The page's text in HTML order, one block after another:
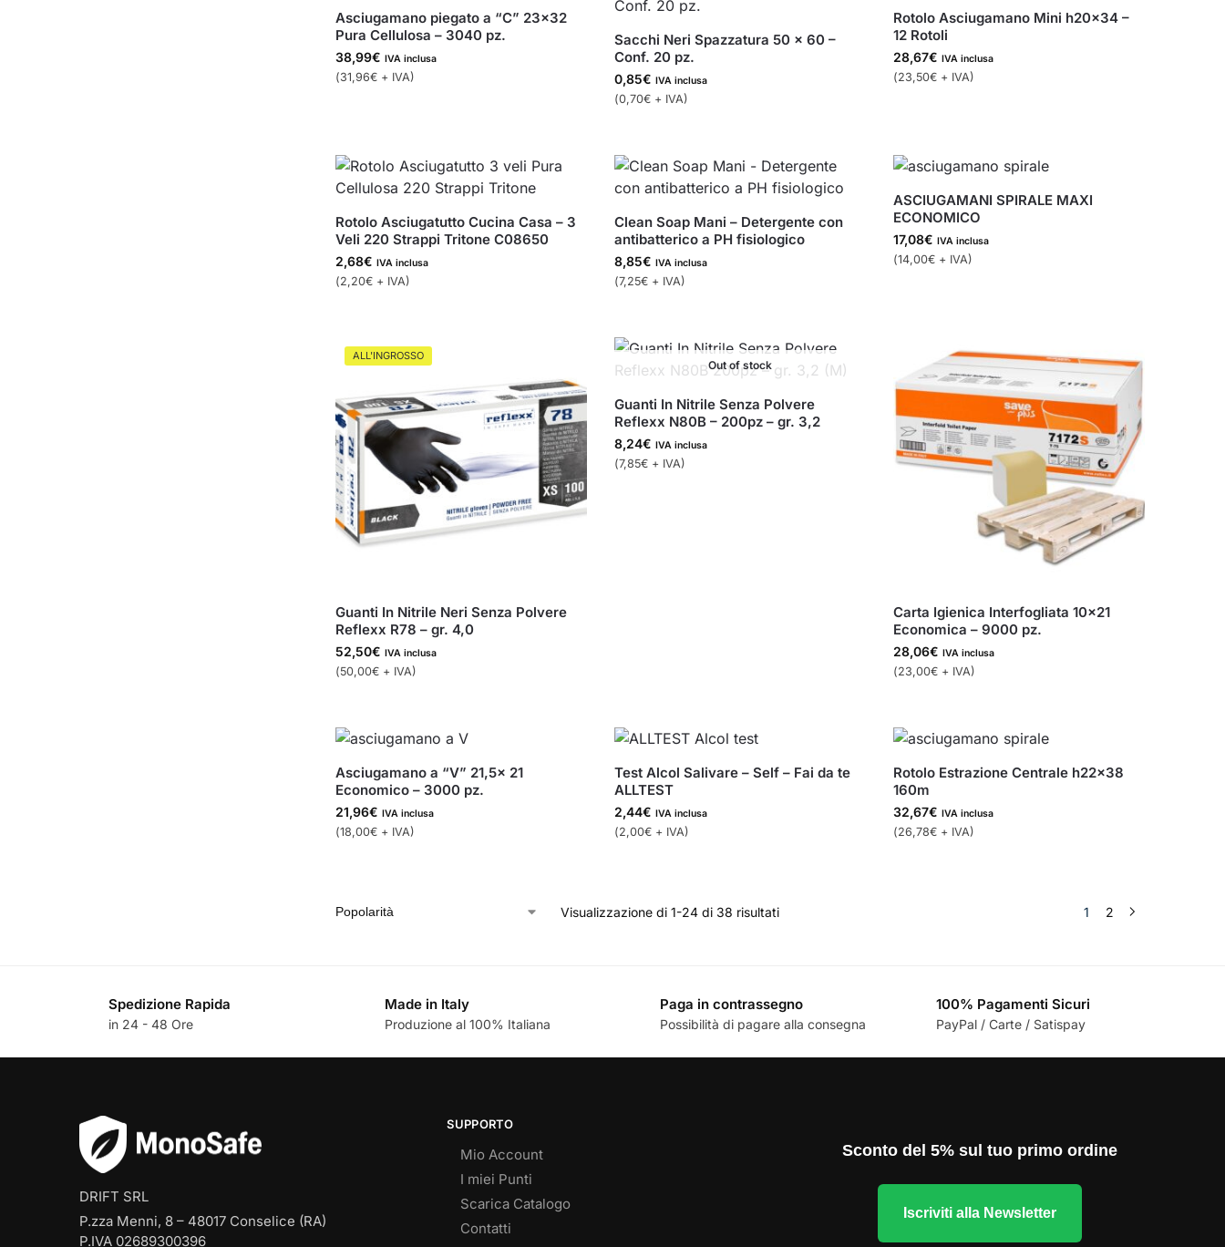
Asciugamano piegato a “C” 23×32
Pura Cellulosa – 3040 pz.
38,99€ IVA inclusa
(31,96€+ IVA)
Sacchi Neri Spazzatura 50 x 60 –
Conf. 20 pz.
0,85€ IVA inclusa
(0,70€+ IVA)
Rotolo Asciugamano Mini h20x34 –
12 Rotoli
28,67€ IVA inclusa
(23,50€ + IVA)
Rotolo Asciugatutto Cucina Casa – 3
Veli 220 Strappi Tritone C08650
2,68€ IVA inclusa
(2,20€+ IVA)
Clean Soap Mani – Detergente con
antibatterico a PH fisiologico
8,85€ IVA inclusa
(7,25€+ IVA)
ASCIUGAMANI SPIRALE MAXI
ECONOMICO
17,08€ IVA inclusa
(14,00€ + IVA)
ALL'INGROSSO
Guanti In Nitrile Neri Senza Polvere
Reflexx R78 – gr. 4,0
52,50€ IVA inclusa
(50,00€+ IVA)
Out of stock
Guanti In Nitrile Senza Polvere
Reflexx N80B – 200pz – gr. 3,2
8,24€ IVA inclusa
(7,85€+ IVA)
Carta Igienica Interfogliata 10×21
Economica – 9000 pz.
28,06€ IVA inclusa
(23,00€ + IVA)
Asciugamano a “V” 21,5x 21
Economico – 3000 pz.
21,96€ IVA inclusa
(18,00€+ IVA)
Test Alcol Salivare – Self – Fai da te
ALLTEST
2,44€ IVA inclusa
(2,00€+ IVA)
Rotolo Estrazione Centrale h22x38
160m
32,67€ IVA inclusa
(26,78€ + IVA)
Visualizzazione di 1-24 di 38 risultati 1 2
Spedizione Rapida
in 24 - 48 Ore
Made in Italy
Produzione al 100% Italiana
Paga in contrassegno
Possibilità di pagare alla consegna
100% Pagamenti Sicuri
PayPal / Carte / Satispay
DRIFT SRL
P.zza Menni, 8 – 48017 Conselice (RA)
P.IVA 02689300396
SUPPORTO
Mio Account
I miei Punti
Scarica Catalogo
Contatti
Sconto del 5% sul tuo primo ordine
Iscriviti alla Newsletter